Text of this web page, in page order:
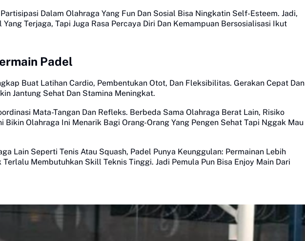
Dalam Olahraga Yang Fun Dan Sosial Bisa Ningkatin Self-Esteem. Jadi,
Terjaga, Tapi Juga Rasa Percaya Diri Dan Kemampuan Bersosialisasi Ikut
Padel
Buat Latihan Cardio, Pembentukan Otot, Dan Fleksibilitas. Gerakan Cepat Dan
Jantung Sehat Dan Stamina Meningkat.
Mata-Tangan Dan Refleks. Berbeda Sama Olahraga Berat Lain, Risiko
Bikin Olahraga Ini Menarik Bagi Orang-Orang Yang Pengen Sehat Tapi Nggak Mau
Lain Seperti Tenis Atau Squash, Padel Punya Keunggulan: Permainan Lebih
Membutuhkan Skill Teknis Tinggi. Jadi Pemula Pun Bisa Enjoy Main Dari